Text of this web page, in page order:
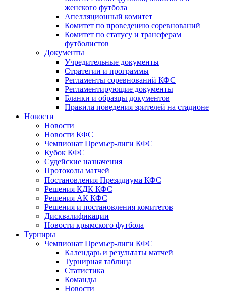
женского футбола
Апелляционный комитет
Комитет по проведению соревнований
Комитет по статусу и трансферам
футболистов
Документы
Учредительные документы
Стратегии и программы
Регламенты соревнований КФС
Регламентирующие документы
Бланки и образцы документов
Правила поведения зрителей на стадионе
Новости
Новости
Новости КФС
Чемпионат Премьер-лиги КФС
Кубок КФС
Судейские назначения
Протоколы матчей
Постановления Президиума КФС
Решения КДК КФС
Решения АК КФС
Решения и постановления комитетов
Дисквалификации
Новости крымского футбола
Турниры
Чемпионат Премьер-лиги КФС
Календарь и результаты матчей
Турнирная таблица
Статистика
Команды
Новости